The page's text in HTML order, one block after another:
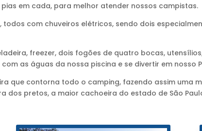
em cada, para melhor atender nossos campistas.
com chuveiros elétricos, sendo dois
freezer, dois fogões de quatro bocas,
as águas da nossa piscina e se divertir em nosso
que contorna todo o camping, fazendo assim uma
dos pretos, a maior cachoeira do estado de São